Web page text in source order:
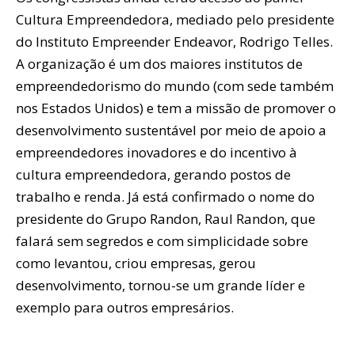
Cultura Empreendedora, mediado pelo presidente
do Instituto Empreender Endeavor, Rodrigo Telles.
A organização é um dos maiores institutos de
empreendedorismo do mundo (com sede também
nos Estados Unidos) e tem a missão de promover o
desenvolvimento sustentável por meio de apoio a
empreendedores inovadores e do incentivo à
cultura empreendedora, gerando postos de
trabalho e renda. Já está confirmado o nome do
presidente do Grupo Randon, Raul Randon, que
falará sem segredos e com simplicidade sobre
como levantou, criou empresas, gerou
desenvolvimento, tornou-se um grande líder e
exemplo para outros empresários.